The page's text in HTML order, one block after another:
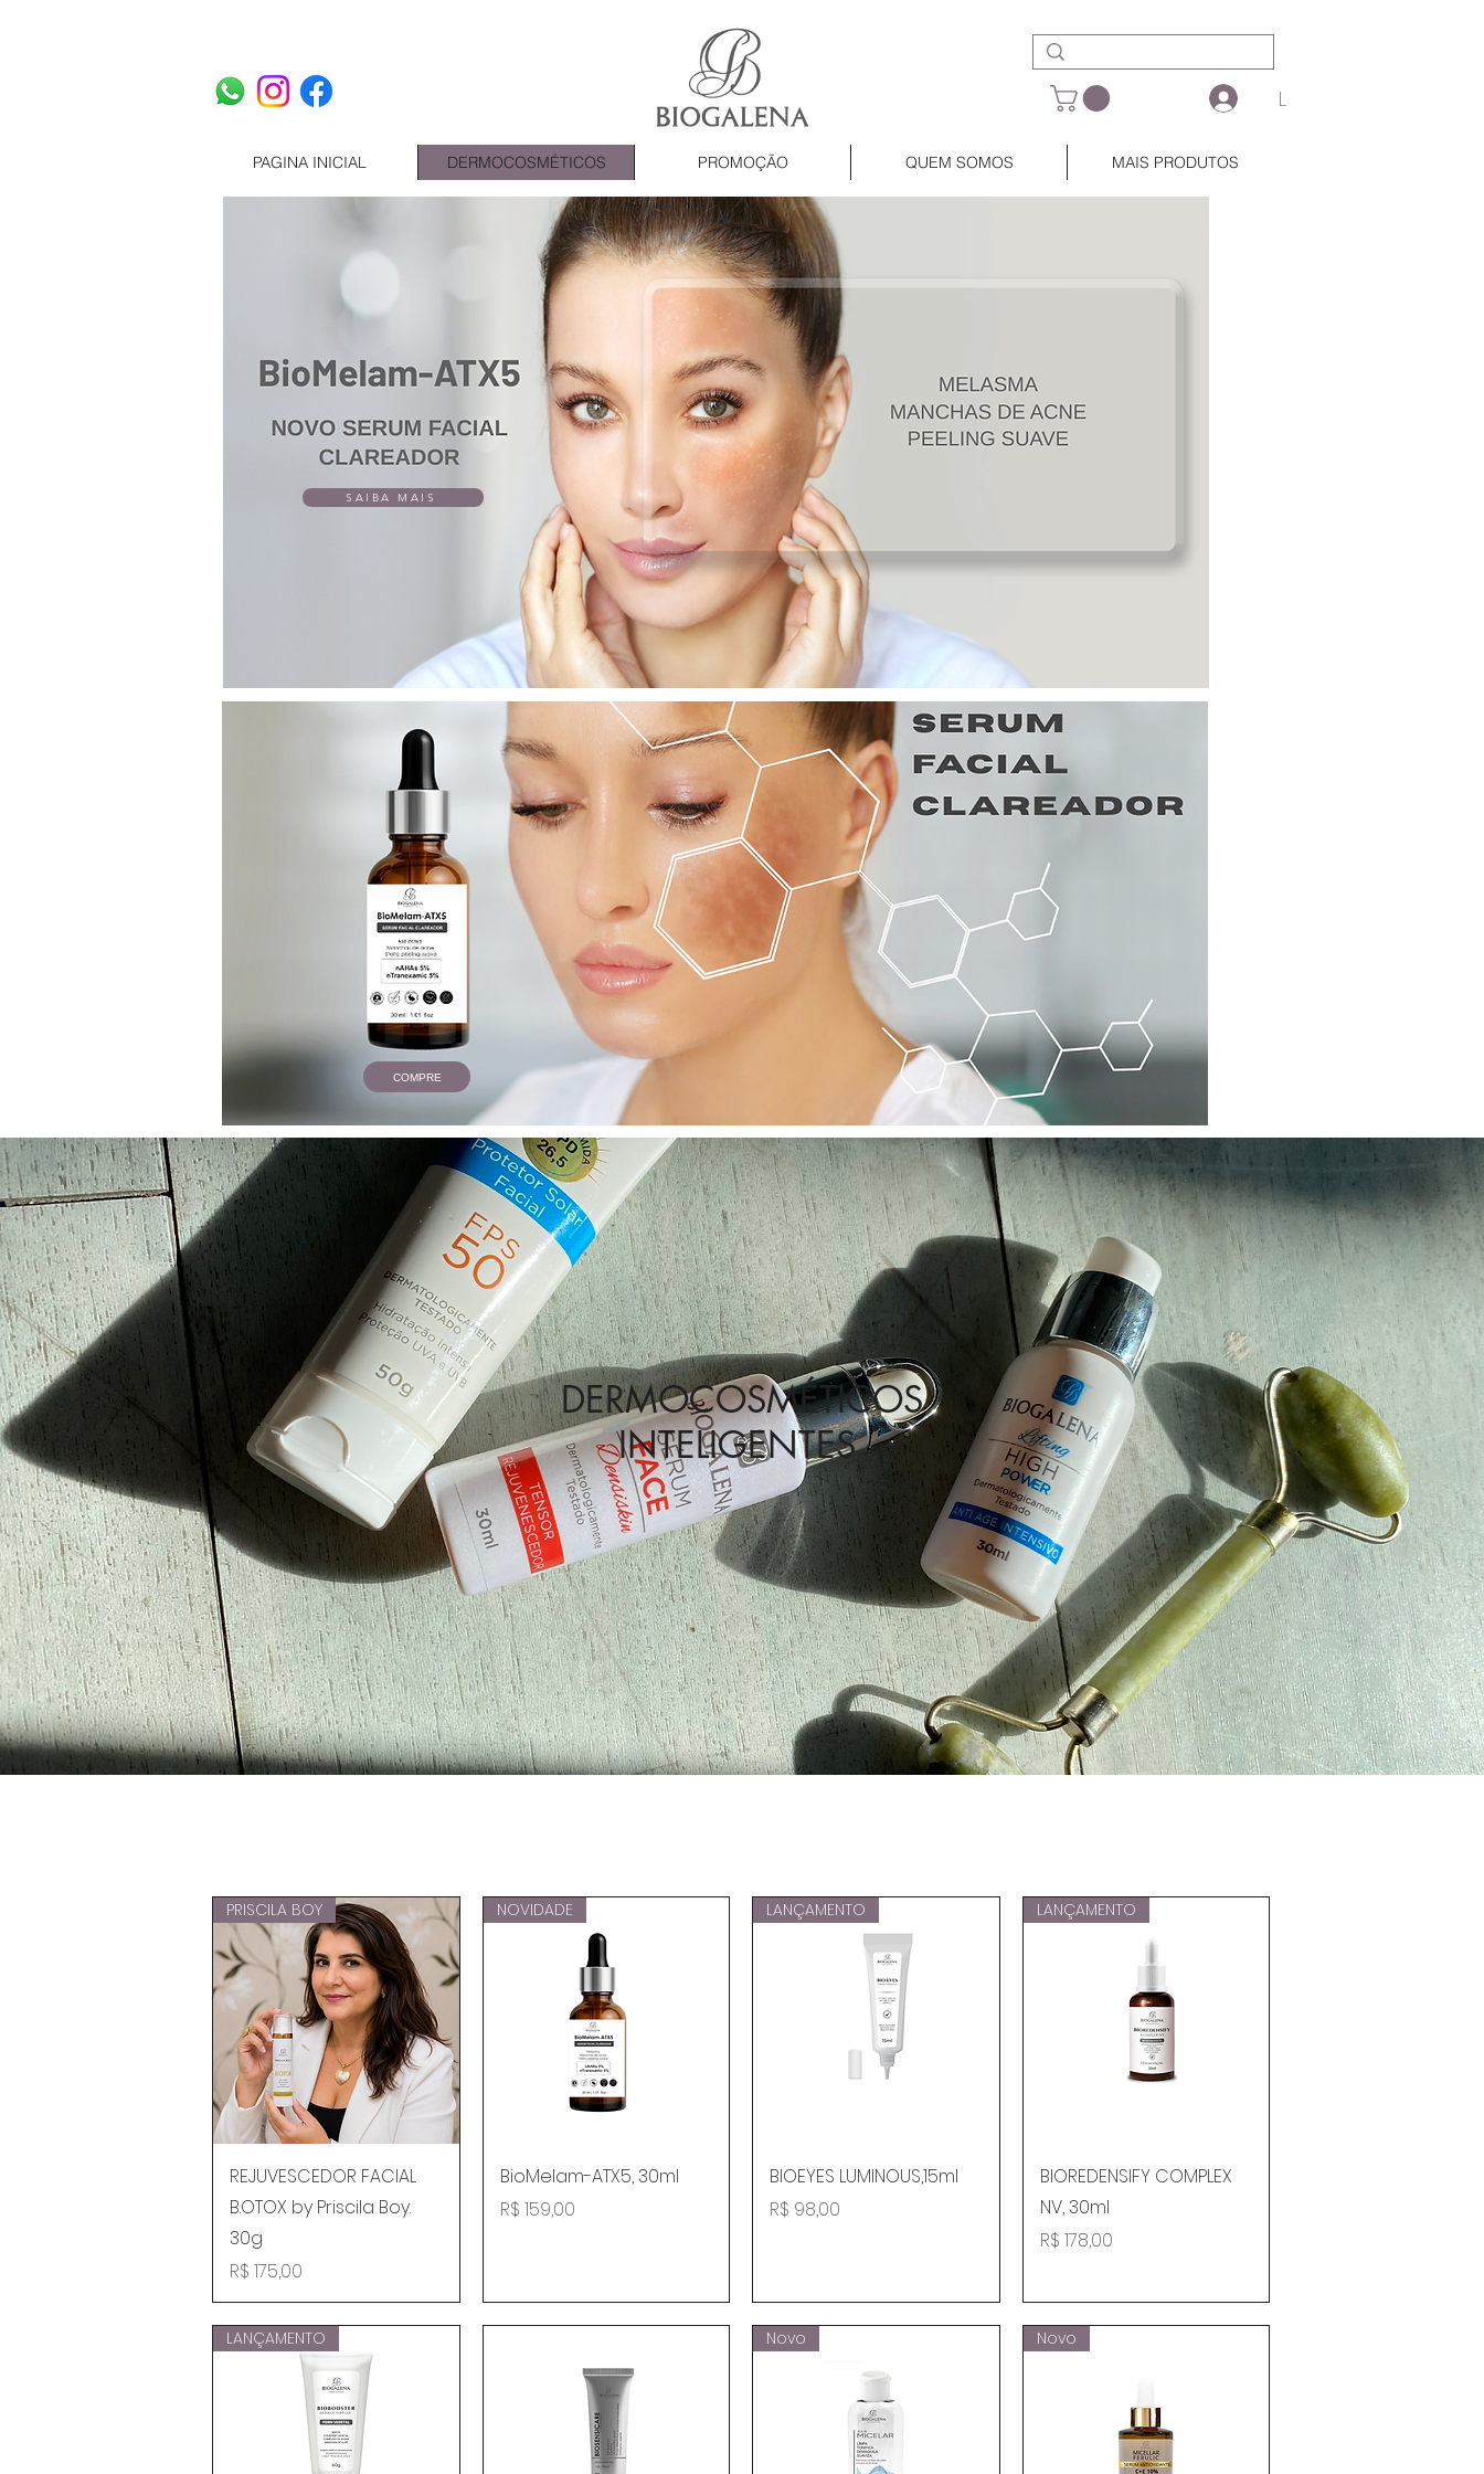
L
PAGINA INICIAL DERMOCOSMÉTICOS PROMOÇÃO QUEM SOMOS MAIS PRODUTOS
SAIBA MAIS
COMPRE
DERMOCOSMÉTICOS
INTELIGENTES
Visualização rápida
PRISCILA BOY
REJUVESCEDOR FACIAL
B.OTOX by Priscila Boy.
30g
Preço
R$ 175,00
Visualização rápida
NOVIDADE
BioMelam-ATX5, 30ml
Preço
R$ 159,00
Visualização rápida
LANÇAMENTO
BIOEYES LUMINOUS,15ml
Preço
R$ 98,00
Visualização rápida
LANÇAMENTO
BIOREDENSIFY COMPLEX
NV, 30ml
Preço
R$ 178,00
LANÇAMENTO Novo Novo